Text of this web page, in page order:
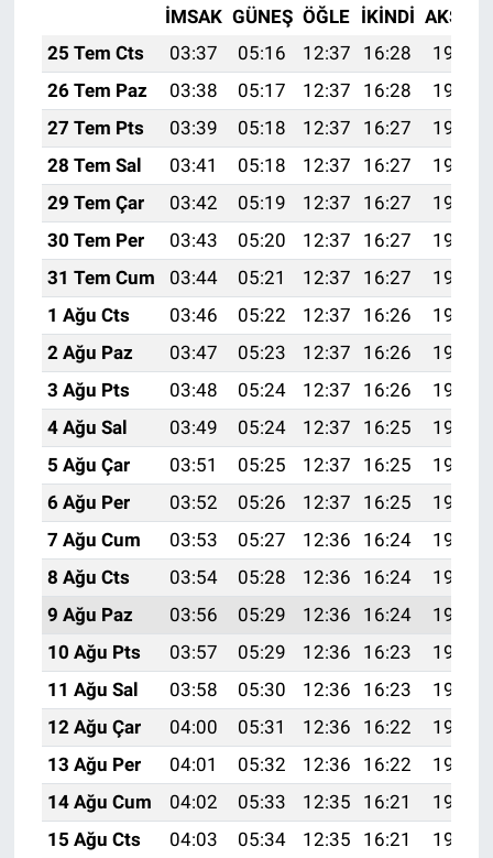
İMSAK GÜNEŞ ÖĞLE İKINDI AKŞAM
25 Tem Cts
03:37 05:16 12:37 16:28
19:48
26 Tem Paz
03:38 05:17 12:37 16:28
19:47
27 Tem Pts
03:39 05:18 12:37 16:27
19:47
28 Tem Sal
03:41 05:18 12:37 16:27
19:46
29 Tem Çar
03:42 05:19 12:37 16:27
19:45
30 Tem Per
03:43 05:20 12:37 16:27
19:44
31 Tem Cum
03:44 05:21 12:37 16:27
19:43
1 Ağu Cts
03:46 05:22 12:37 16:26
19:42
2 Ağu Paz
03:47 05:23 12:37 16:26
19:41
3 Ağu Pts
03:48 05:24 12:37 16:26
19:40
4 Ağu Sal
03:49 05:24 12:37 16:25
19:39
5 Ağu Çar
03:51 05:25 12:37 16:25
19:38
6 Ağu Per
03:52 05:26 12:37 16:25
19:37
7 Ağu Cum
03:53 05:27 12:36 16:24
19:36
8 Ağu Cts
03:54 05:28 12:36 16:24
19:35
9 Ağu Paz
03:56 05:29 12:36 16:24
19:34
10 Ağu Pts
03:57 05:29 12:36 16:23
19:33
11 Ağu Sal
03:58 05:30 12:36 16:23
19:31
12 Ağu Çar
04:00 05:31 12:36 16:22
19:30
13 Ağu Per
04:01 05:32 12:36 16:22
19:29
14 Ağu Cum
04:02 05:33 12:35 16:21
19:28
15 Ağu Cts
04:03 05:34 12:35 16:21
19:27